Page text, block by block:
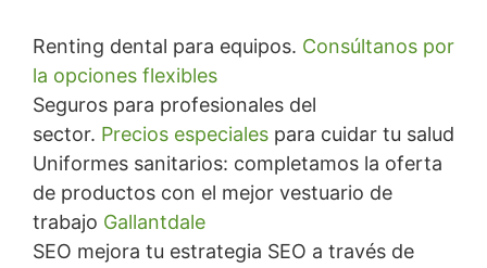
Renting dental para equipos. Consúltanos por
la opciones flexibles
Seguros para profesionales del
sector. Precios especiales para cuidar tu salud
Uniformes sanitarios: completamos la oferta
de productos con el mejor vestuario de
trabajo Gallantdale
SEO mejora tu estrategia SEO a través de